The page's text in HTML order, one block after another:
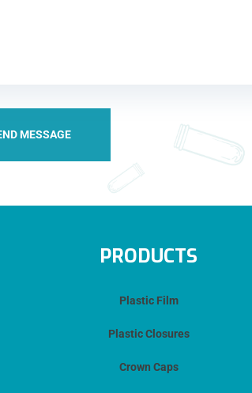
PRODUCTS
Plastic Film
Plastic Closures
Crown Caps